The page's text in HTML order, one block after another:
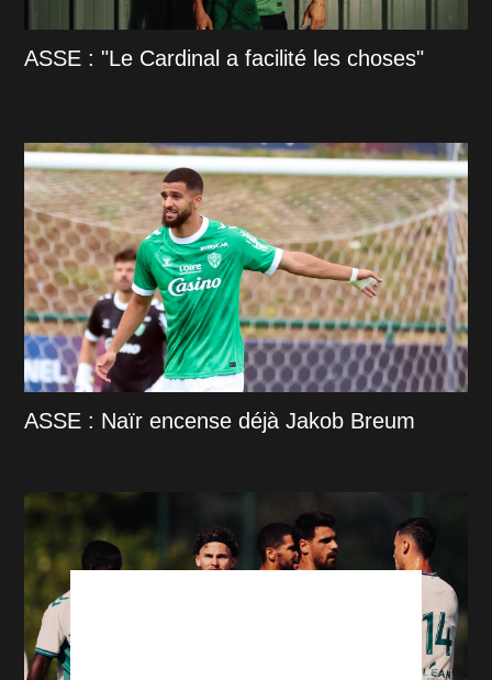
ASSE : "Le Cardinal a facilité les choses"
ASSE : Naïr encense déjà Jakob Breum